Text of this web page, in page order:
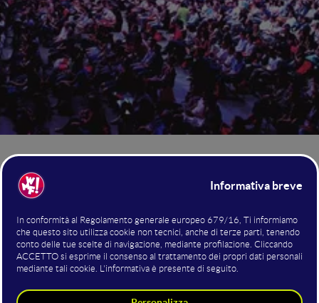
community del WMF, il fulcro del Festival in cui si alternano
talk ispirazionali
di prodotti e servizi innovativi ma ancheriflessioni su temi
innovativiad impatto sociale.
Di seguito puoi rivederetutto il megliodelle scorse edizioni!
2024 2022 2021
2020